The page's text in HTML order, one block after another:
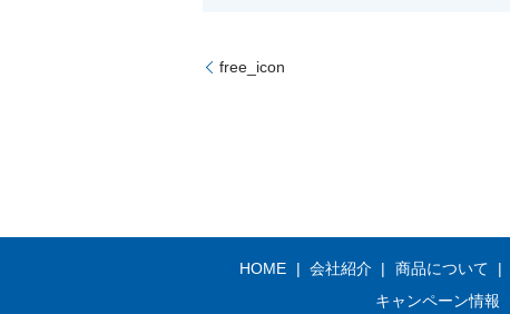
free_icon
HOME 会社紹介 商品について
キャンペーン情報